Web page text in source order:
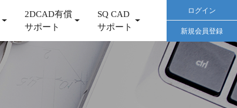
2DCAD有償
サポート
SQ CAD
サポート
ログイン
新規会員登録